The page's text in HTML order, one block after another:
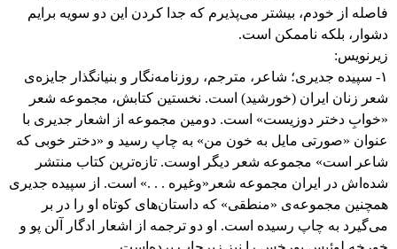
فاصله از خودم، بیشتر می‌پذیرم که جدا کردن این دو سویه برایم
دشوار، بلکه ناممکن است.
زیرنویس:
۱- سپیده جدیری؛ شاعر، مترجم، روزنامه‌نگار و بنیانگذار جایزه‌ی
شعر زنان ایران (خورشید) است. نخستین کتابش، مجموعه شعر
«خوابِ دختر دوزیست» است. دومین مجموعه از اشعار جدیری با
عنوان «صورتی مایل به خون من» به چاپ رسید و «دختر خوبی که
شاعر است» مجموعه شعر دیگر اوست. تازه‌ترین کتاب منتشر
شده‌اش در ایران مجموعه شعر«وغیره . . .» است. از سپیده جدیری
همچنین مجموعه‌ی «منطقی» که داستان‌های کوتاه او را در بر
می‌گیرد به چاپ رسیده است. او دو ترجمه از اشعار ادگار آلن پو و